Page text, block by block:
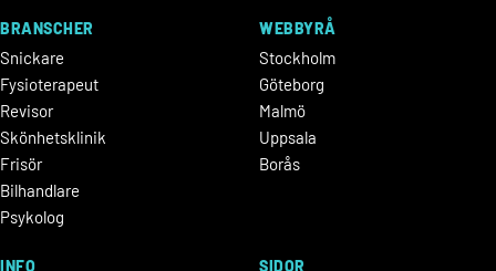
BRANSCHER
Snickare
Fysioterapeut
Revisor
Skönhetsklinik
Frisör
Bilhandlare
Psykolog
WEBBYRÅ
Stockholm
Göteborg
Malmö
Uppsala
Borås
INFO SIDOR